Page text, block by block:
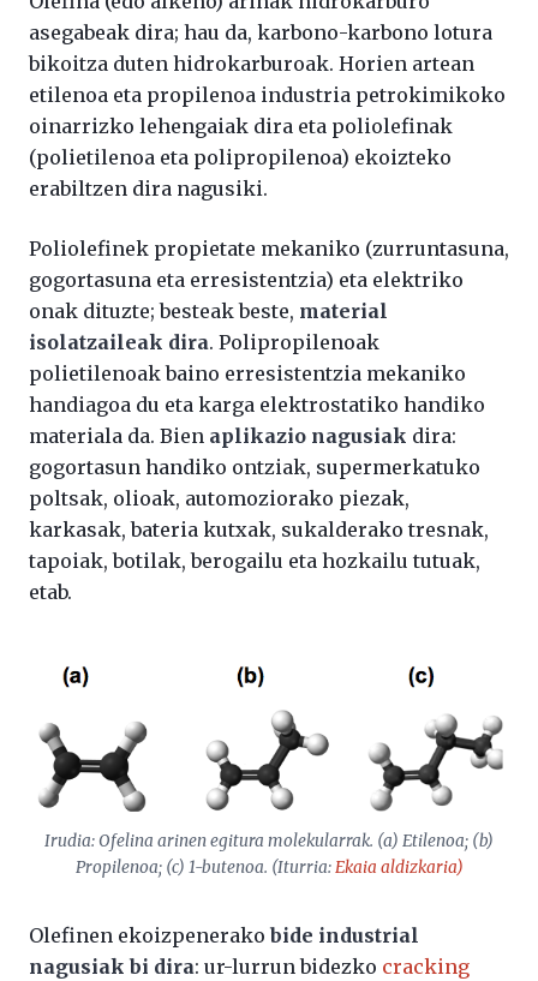
asegabeak dira; hau da, karbono-karbono lotura
bikoitza duten hidrokarburoak. Horien artean
etilenoa eta propilenoa industria petrokimikoko
oinarrizko lehengaiak dira eta poliolefinak
(polietilenoa eta polipropilenoa) ekoizteko
erabiltzen dira nagusiki.
Poliolefinek propietate mekaniko (zurruntasuna,
gogortasuna eta erresistentzia) eta elektriko
onak dituzte; besteak beste, material
isolatzaileak dira. Polipropilenoak
polietilenoak baino erresistentzia mekaniko
handiagoa du eta karga elektrostatiko handiko
materiala da. Bien aplikazio nagusiak dira:
gogortasun handiko ontziak, supermerkatuko
poltsak, olioak, automoziorako piezak,
karkasak, bateria kutxak, sukalderako tresnak,
tapoiak, botilak, berogailu eta hozkailu tutuak,
etab.
Irudia: Ofelina arinen egitura molekularrak. (a) Etilenoa; (b)
Propilenoa; (c) 1-butenoa. (Iturria:Ekaia aldizkaria)
Olefinen ekoizpenerakobide industrial
nagusiak bi dira: ur-lurrun bidezko cracking